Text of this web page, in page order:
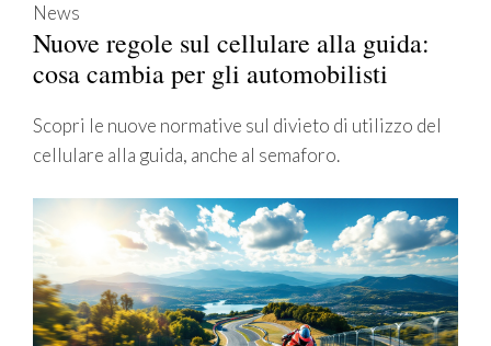
News
Nuove regole sul cellulare alla guida:
cosa cambia per gli automobilisti
Scopri le nuove normative sul divieto di utilizzo del
cellulare alla guida, anche al semaforo.